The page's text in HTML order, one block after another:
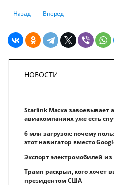
Предыдущий: Потребители
Назад Следующий: Две
Вперед
НОВОСТИ
Starlink Маска завоевывает
авиакомпаниях уже есть
6 млн загрузок: почему
этот навигатор вместо
Экспорт электромобилей из
Трамп раскрыл, кого хочет
президентом США